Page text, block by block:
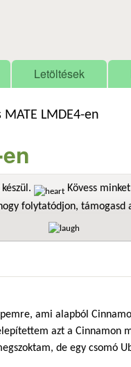
Letöltések
MATE LMDE4-en
Kövess
folytatódjon, támogasd
ami alapból
azt a Cinnamon
de egy csomó